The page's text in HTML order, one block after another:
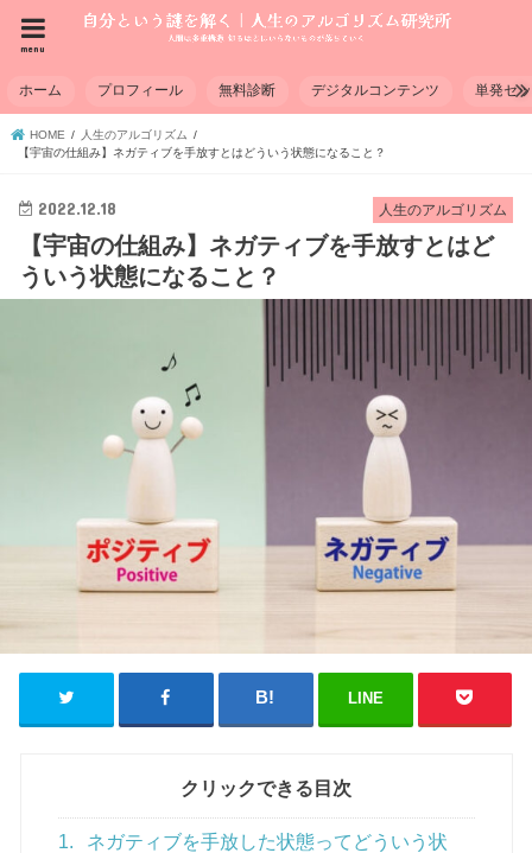
menu
ホーム プロフィール 無料診断 デジタルコンテンツ 単発セ
HOME
人生のアルゴリズム
【宇宙の仕組み】ネガティブを手放すとはどういう状態になること？
人生のアルゴリズム
2022.12.18
【宇宙の仕組み】ネガティブを手放すとはど
ういう状態になること？
LINE
クリックできる目次
1.
ネガティブを手放した状態ってどういう状